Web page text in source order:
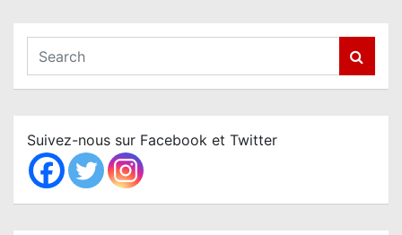
a
c
h
Suivez-nous sur Facebook et Twitter